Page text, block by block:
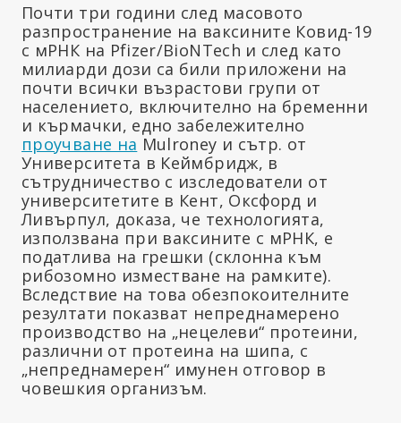
Почти три години след масовото
разпространение на ваксините Ковид-19
с мРНК на Pfizer/BioNTech и след като
милиарди дози са били приложени на
почти всички възрастови групи от
населението, включително на бременни
и кърмачки, едно забележително
проучване на Mulroney и сътр. от
Университета в Кеймбридж, в
сътрудничество с изследователи от
университетите в Кент, Оксфорд и
Ливърпул, доказа, че технологията,
използвана при ваксините с мРНК, е
податлива на грешки (склонна към
рибозомно изместване на рамките).
Вследствие на това обезпокоителните
резултати показват непреднамерено
производство на „нецелеви“ протеини,
различни от протеина на шипа, с
„непреднамерен“ имунен отговор в
човешкия организъм.